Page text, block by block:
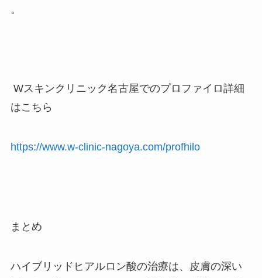
。
Wスキンクリニック名古屋でのプロファイロ詳細
はこちら
https://www.w-clinic-nagoya.com/profhilo
まとめ
ハイブリッドヒアルロン酸の治療は、皮膚の深い